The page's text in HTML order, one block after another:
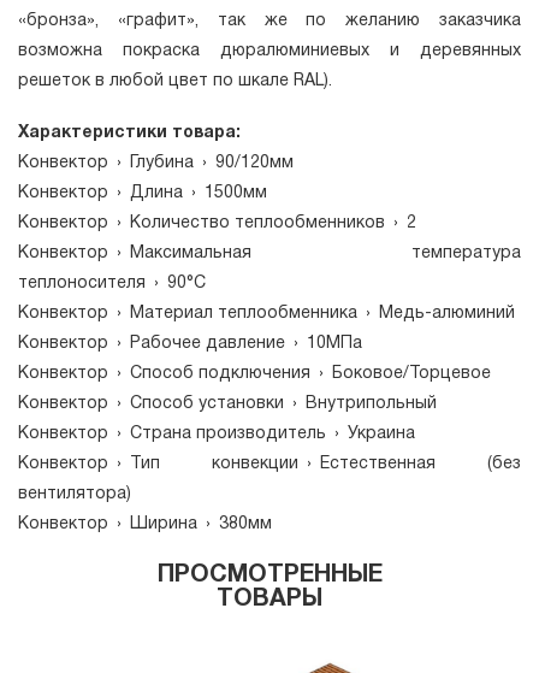
«бронза», «графит», так же по желанию заказчика
возможна покраска дюралюминиевых и деревянных
решеток в любой цвет по шкале RAL).
Характеристики товара:
Конвектор
› Глубина ›
90/120мм
Конвектор
› Длина ›
1500мм
Конвектор
› Количество теплообменников ›
2
Конвектор
›
Максимальная температура
теплоносителя
›
90°C
Конвектор
› Материал теплообменника ›
Медь-алюминий
Конвектор
› Рабочее давление ›
10МПа
Конвектор
› Способ подключения ›
Боковое/Торцевое
Конвектор
› Способ установки ›
Внутрипольный
Конвектор
› Страна производитель ›
Украина
Конвектор
› Тип конвекции ›
Естественная (без
вентилятора)
Конвектор
› Ширина › 380мм
ПРОСМОТРЕННЫЕ
ТОВАРЫ